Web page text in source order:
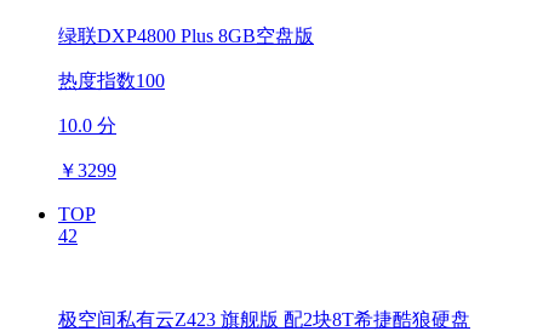
绿联DXP4800 Plus 8GB空盘版
热度指数100
10.0 分
￥3299
TOP
42
极空间私有云Z423 旗舰版 配2块8T希捷酷狼硬盘